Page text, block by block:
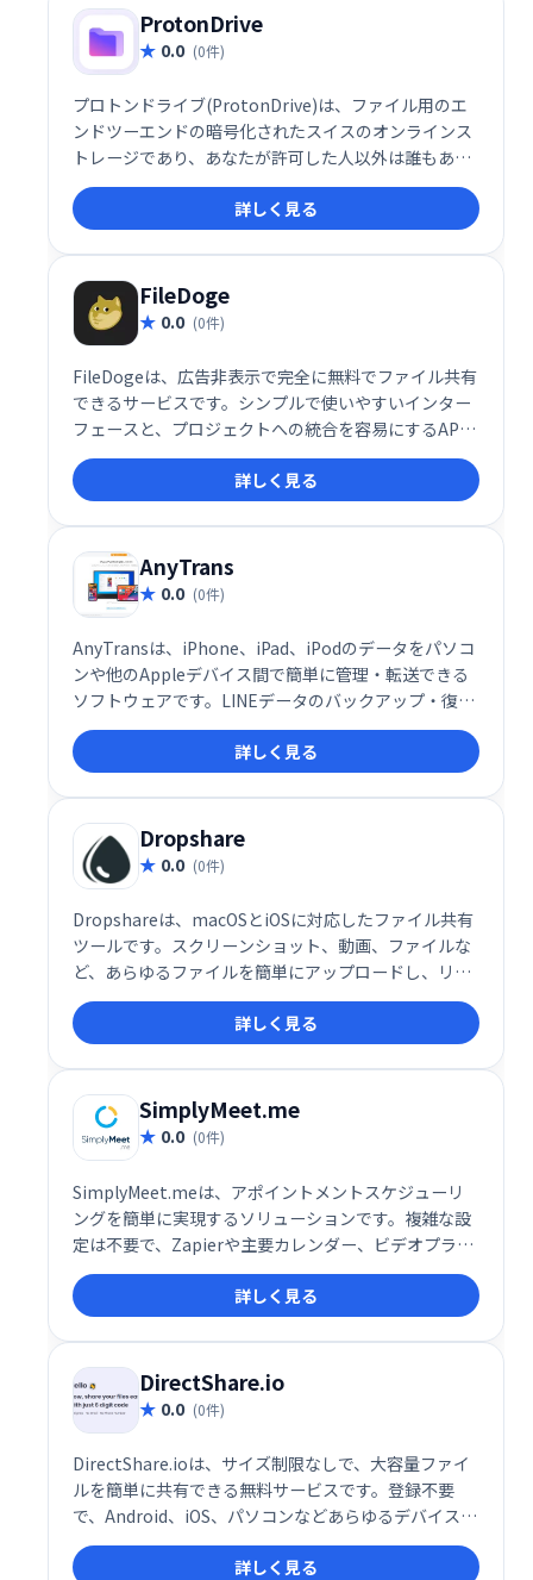
ProtonDrive
0.0 (0件)
プロトンドライブ(ProtonDrive)は、ファイル用のエ
ンドツーエンドの暗号化されたスイスのオンラインス
トレージであり、あなたが許可した人以外は誰もあな
たのデータにアクセスできないようにします。
詳しく見る
FileDoge
0.0 (0件)
FileDogeは、広告非表示で完全に無料でファイル共有
できるサービスです。シンプルで使いやすいインター
フェースと、プロジェクトへの統合を容易にするAPI
を提供しています。手軽にファイルを共有したい個人
や、API連携によるシステム構築を検討する開発者に
も最適です。
詳しく見る
AnyTrans
0.0 (0件)
AnyTransは、iPhone、iPad、iPodのデータをパソコ
ンや他のAppleデバイス間で簡単に管理・転送できる
ソフトウェアです。LINEデータのバックアップ・復
元、HEICファイル変換、着信音作成など、多彩な機能
を搭載。直感的な操作性で、専門知識がなくてもスム
ーズに利用できます。データの同期を気にせず、自由
にデバイス間でデータのやり取りを実現します。
詳しく見る
Dropshare
0.0 (0件)
Dropshareは、macOSとiOSに対応したファイル共有
ツールです。スクリーンショット、動画、ファイルな
ど、あらゆるファイルを簡単にアップロードし、リン
クで瞬時に共有できます。一般的なストレージサービ
スやセルフホストソリューションにも対応。スムーズ
なファイル共有を実現します。
詳しく見る
SimplyMeet.me
0.0 (0件)
SimplyMeet.meは、アポイントメントスケジューリ
ングを簡単に実現するソリューションです。複雑な設
定は不要で、Zapierや主要カレンダー、ビデオプラッ
トフォームとの統合も可能です。スムーズな予約管理
で、お客様と効率的なミーティングを実現します。業
務効率化に繋がるシンプルで使いやすいシステムで
す。
詳しく見る
DirectShare.io
0.0 (0件)
DirectShare.ioは、サイズ制限なしで、大容量ファイ
ルを簡単に共有できる無料サービスです。登録不要
で、Android、iOS、パソコンなどあらゆるデバイスに
対応。迅速かつ手軽にファイルを共有できます。
詳しく見る